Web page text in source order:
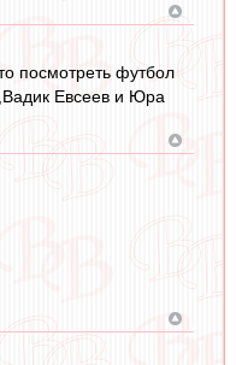
посмотреть футбол
Евсеев и Юра